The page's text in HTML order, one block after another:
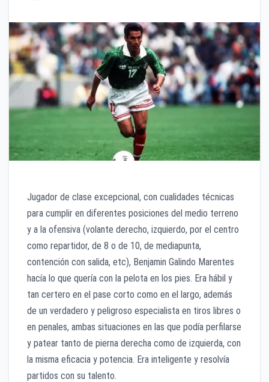
Jugador de clase excepcional, con cualidades técnicas
para cumplir en diferentes posiciones del medio terreno
y a la ofensiva (volante derecho, izquierdo, por el centro
como repartidor, de 8 o de 10, de mediapunta,
contención con salida, etc), Benjamin Galindo Marentes
hacía lo que quería con la pelota en los pies. Era hábil y
tan certero en el pase corto como en el largo, además
de un verdadero y peligroso especialista en tiros libres o
en penales, ambas situaciones en las que podía perfilarse
y patear tanto de pierna derecha como de izquierda, con
la misma eficacia y potencia. Era inteligente y resolvía
partidos con su talento.